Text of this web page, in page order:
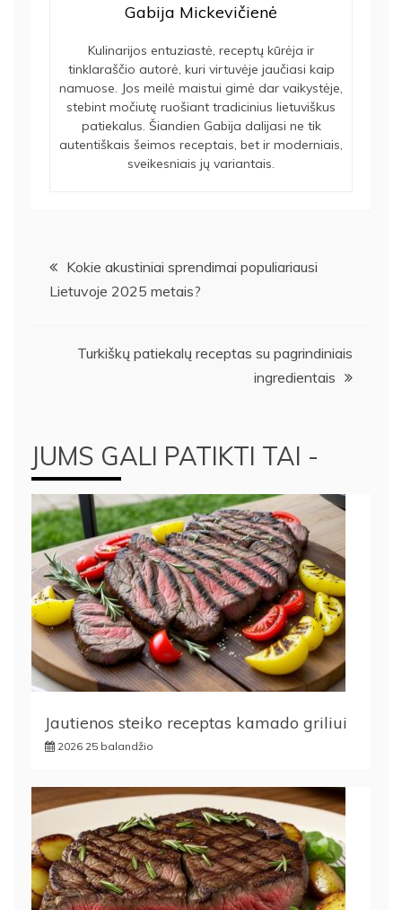
Gabija Mickevičienė
Kulinarijos entuziastė, receptų kūrėja ir
tinklaraščio autorė, kuri virtuvėje jaučiasi kaip
namuose. Jos meilė maistui gimė dar vaikystėje,
stebint močiutę ruošiant tradicinius lietuviškus
patiekalus. Šiandien Gabija dalijasi ne tik
autentiškais šeimos receptais, bet ir moderniais,
sveikesniais jų variantais.
Navigacija
tarp
įrašų
Kokie akustiniai sprendimai populiariausi
Lietuvoje 2025 metais?
Turkiškų patiekalų receptas su pagrindiniais
ingredientais
JUMS GALI PATIKTI TAI -
Jautienos steiko receptas kamado griliui
2026 25 balandžio